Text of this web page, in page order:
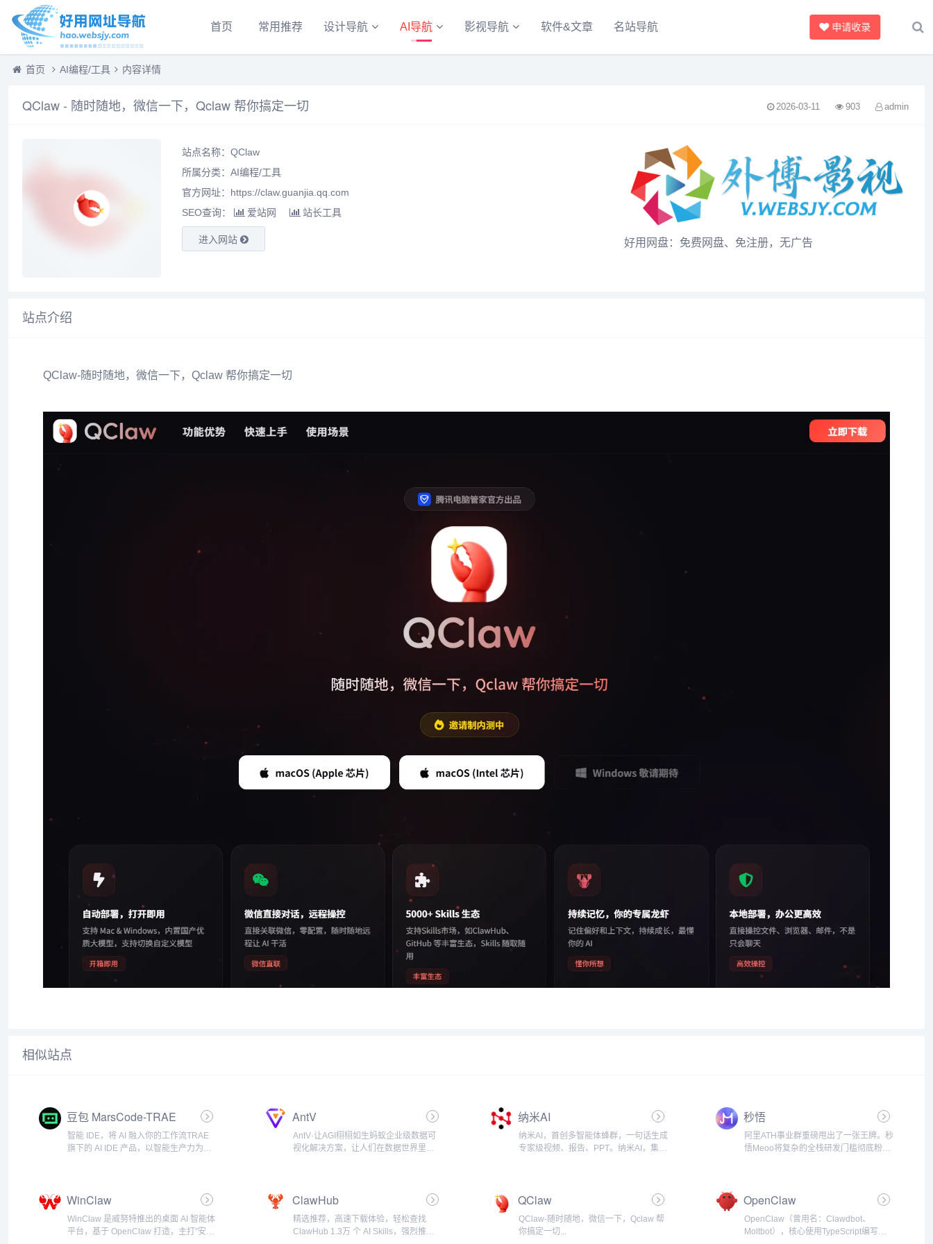
首页 常用推荐 设计导航 AI导航 影视导航 软件&文章 名站导航 申请收录
首页 AI编程/工具 内容详情
QClaw - 随时随地，微信一下，Qclaw 帮你搞定一切 2026-03-11 903 admin
站点名称：QClaw
所属分类： AI编程/工具
官方网址：https://claw.guanjia.qq.com
SEO查询：
爱站网 站长工具
进入网站 好用网盘：免费网盘、免注册，无广告
站点介绍
QClaw-随时随地，微信一下，Qclaw 帮你搞定一切
相似站点
豆包 MarsCode-TRAE
智能 IDE，将 AI 融入你的工作流TRAE
旗下的 AI IDE 产品，以智能生产力为核
AntV
AntV·让AGI栩栩如生蚂蚁企业级数据可
视化解决方案，让人们在数据世界里获
纳米AI
纳米AI，首创多智能体蜂群，一句话生成
专家级视频、报告、PPT。纳米AI，集成
家大模...
秒悟
阿里ATH事业群重磅甩出了一张王牌。秒
悟Meoo将复杂的全栈研发门槛彻底粉
员工已经深度测试了秒悟的...
WinClaw
WinClaw 是威努特推出的桌面 AI 智能体
平台，基于 OpenClaw 打造，主打”安全
ClawHub
精选推荐，高速下载体验，轻松查找
ClawHub 1.3万 个 AI Skills，强烈推荐使
QClaw
QClaw-随时随地，微信一下，Qclaw 帮
你搞定一切...
OpenClaw
OpenClaw（曾用名：Clawdbot、
Moltbot），核心使用TypeScript编写，